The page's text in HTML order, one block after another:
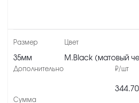
35мм M.Black (матовый
344.70